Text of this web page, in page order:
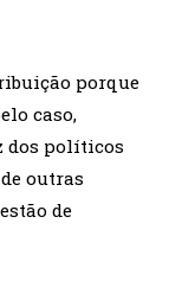
porque
caso,
dos políticos
outras
de